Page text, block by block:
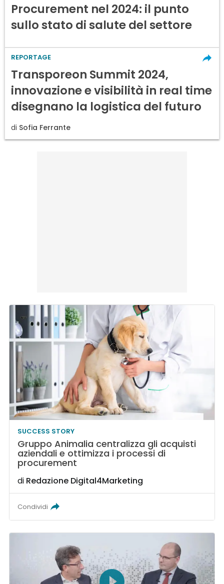
Procurement nel 2024: il punto
sullo stato di salute del settore
REPORTAGE
Transporeon Summit 2024,
innovazione e visibilità in real time
disegnano la logistica del futuro
di Sofia Ferrante
SUCCESS STORY
Gruppo Animalia centralizza gli acquisti
aziendali e ottimizza i processi di
procurement
di Redazione Digital4Marketing
Condividi